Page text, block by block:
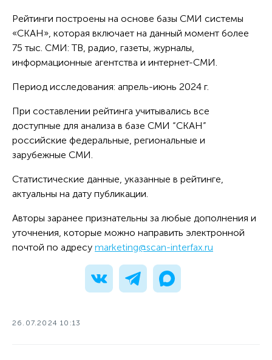
Рейтинги построены на основе базы СМИ системы
«СКАН», которая включает на данный момент более
75 тыс. СМИ: ТВ, радио, газеты, журналы,
информационные агентства и интернет-СМИ.
Период исследования: апрель-июнь 2024 г.
При составлении рейтинга учитывались все
доступные для анализа в базе СМИ “СКАН”
российские федеральные, региональные и
зарубежные СМИ.
Статистические данные, указанные в рейтинге,
актуальны на дату публикации.
Авторы заранее признательны за любые дополнения и
уточнения, которые можно направить электронной
почтой по адресу marketing@scan-interfax.ru
26.07.2024 10:13